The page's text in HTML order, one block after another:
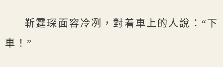
靳霆琛面容冷冽，對着車上的人說：“下
車！”